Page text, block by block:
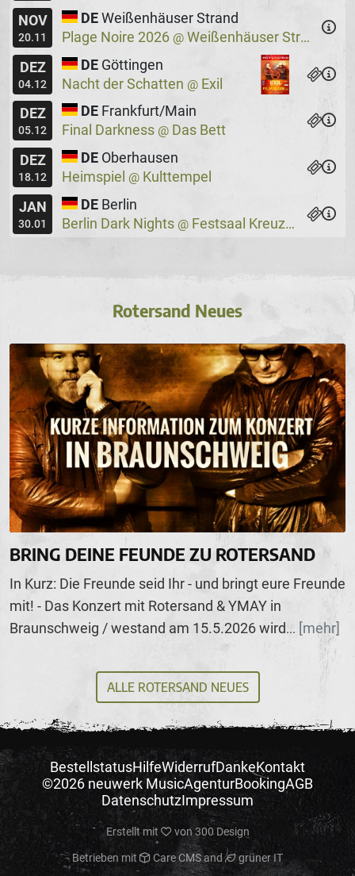
NOV
20.11
DE Weißenhäuser Strand
Plage Noire 2026 @ Weißenhäuser Strand
DEZ
04.12
DE Göttingen
Nacht der Schatten @ Exil
DEZ
05.12
DE Frankfurt/Main
Final Darkness @ Das Bett
DEZ
18.12
DE Oberhausen
Heimspiel @ Kulttempel
JAN
30.01
DE Berlin
Berlin Dark Nights @ Festsaal Kreuzberg
Rotersand Neues
BRING DEINE FEUNDE ZU ROTERSAND
In Kurz: Die Freunde seid Ihr - und bringt eure Freunde
mit! - Das Konzert mit Rotersand & YMAY in
Braunschweig / westand am 15.5.2026 wird... [mehr]
ALLE ROTERSAND NEUES
BestellstatusHilfeWiderrufDankeKontakt
©2026 neuwerk MusicAgenturBookingAGB
DatenschutzImpressum
Erstellt mit von300 Design
Betrieben mit Care CMSand grüner IT